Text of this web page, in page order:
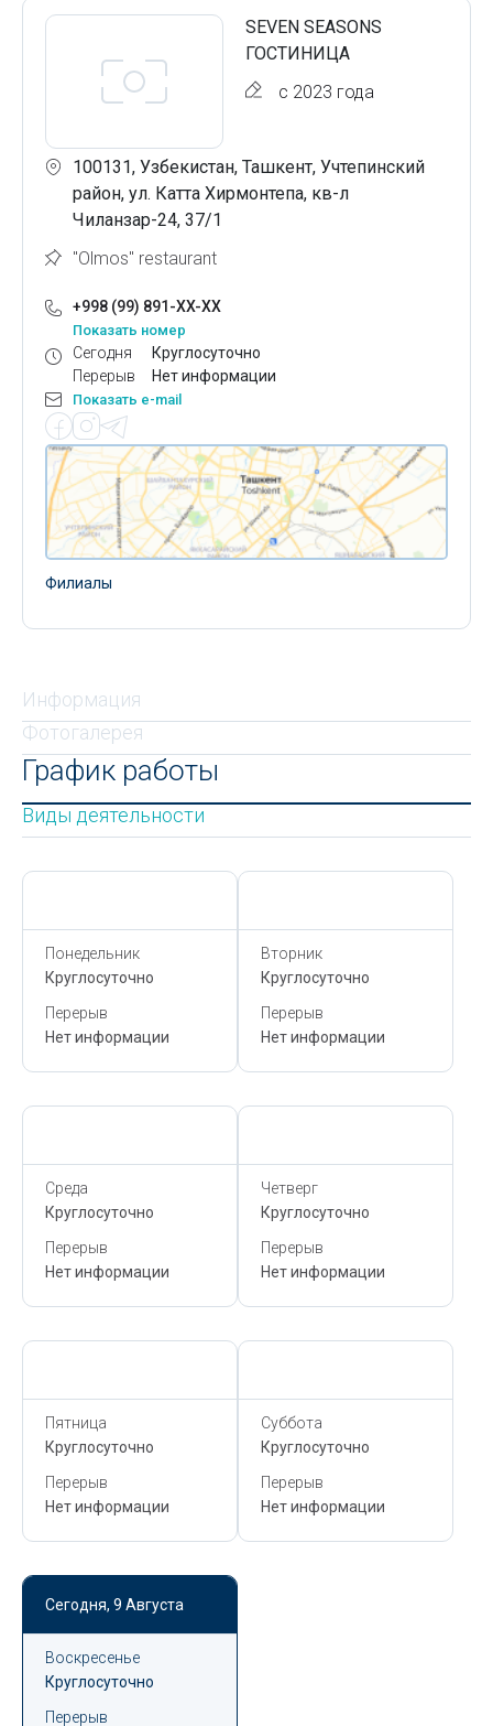
SEVEN SEASONS
ГОСТИНИЦА
с 2023 года
100131, Узбекистан, Ташкент, Учтепинский
район, ул. Катта Хирмонтепа, кв-л
Чиланзар-24, 37/1
"Olmos" restaurant
+998 (99) 891-XX-XX
Показать номер
Сегодня
Перерыв
Круглосуточно
Нет информации
Показать e-mail
Филиалы
Информация
Фотогалерея
График работы
Виды деятельности
Понедельник
Круглосуточно
Перерыв
Нет информации
Вторник
Круглосуточно
Перерыв
Нет информации
Среда
Круглосуточно
Перерыв
Нет информации
Четверг
Круглосуточно
Перерыв
Нет информации
Пятница
Круглосуточно
Перерыв
Нет информации
Суббота
Круглосуточно
Перерыв
Нет информации
Сегодня, 9 Августа
Воскресенье
Круглосуточно
Перерыв